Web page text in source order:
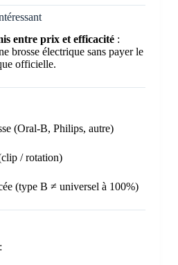
entre prix et efficacité :
brosse électrique sans payer le
officielle.
(Oral-B, Philips, autre)
/ rotation)
(type B ≠ universel à 100%)